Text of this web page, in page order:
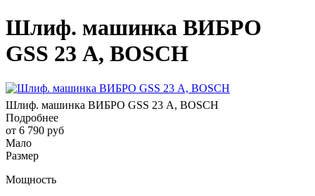
Шлиф. машинка ВИБРО
GSS 23 А, BOSCH
Шлиф. машинка ВИБРО GSS 23 А, BOSCH
Подробнее
от 6 790 руб
Мало
Размер
Мощность